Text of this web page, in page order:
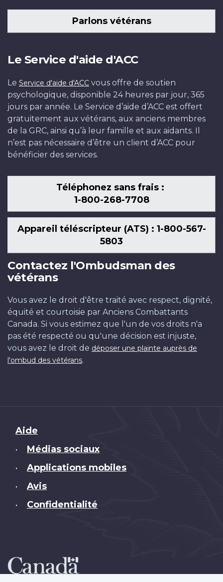
Parlons vétérans
Le Service d'aide d'ACC
Le Service d'aide d'ACC vous offre de soutien
psychologique, disponible 24 heures par jour, 365
jours par année. Le Service d’aide d’ACC est offert
gratuitement aux vétérans, aux anciens membres
de la GRC, ainsi qu’à leur famille et aux aidants. Il
n’est pas nécessaire d’être un client d’ACC pour
bénéficier des services.
Téléphonez sans frais :
1-800-268-7708
Appareil téléscripteur (ATS) : 1-800-567-
5803
Contactez l'Ombudsman des
vétérans
Vous avez le droit d'être traité avec respect, dignité,
équité et courtoisie par Anciens Combattants
Canada. Si vous estimez que l'un de vos droits n'a
pas été respecté ou qu'une décision est injuste,
vous avez le droit de déposer une plainte auprès de
l'ombud des vétérans.
Brand
Aide
• Médias sociaux
• Applications mobiles
• Avis
• Confidentialité